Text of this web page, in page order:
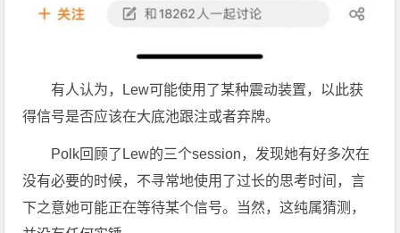
有人认为，Lew可能使用了某种震动装置，以此获
得信号是否应该在大底池跟注或者弃牌。
Polk回顾了Lew的三个session，发现她有好多次在
没有必要的时候，不寻常地使用了过长的思考时间，言
下之意她可能正在等待某个信号。当然，这纯属猜测，